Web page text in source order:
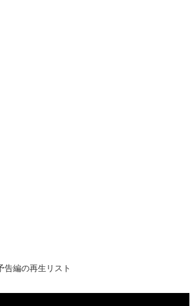
告編の再生リスト